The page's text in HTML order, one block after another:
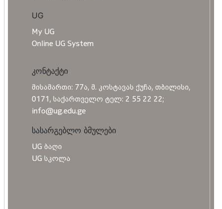
UG
My UG
Online UG System
კონტაქტი
მისამართი: 77ა, მ. კოსტავას ქუჩა, თბილისი,
0171, საქართველო ტელ: 2 55 22 22;
info@ug.edu.ge
სასარგებლო ბმულები
UG ბაღი
UG სკოლა